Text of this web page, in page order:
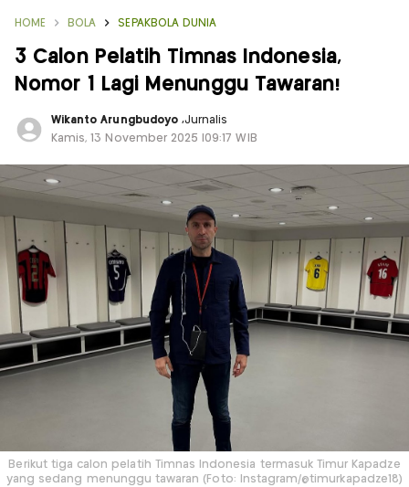
HOME BOLA SEPAKBOLA DUNIA
3 Calon Pelatih Timnas Indonesia,
Nomor 1 Lagi Menunggu Tawaran!
Wikanto Arungbudoyo ,Jurnalis
Kamis, 13 November 2025 |09:17 WIB
Berikut tiga calon pelatih Timnas Indonesia termasuk Timur Kapadze
yang sedang menunggu tawaran (Foto: Instagram/@timurkapadze18)